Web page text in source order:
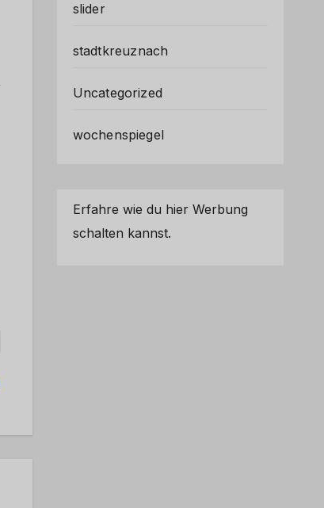
slider
stadtkreuznach
Uncategorized
wochenspiegel
Erfahre wie du hier Werbung
schalten kannst.